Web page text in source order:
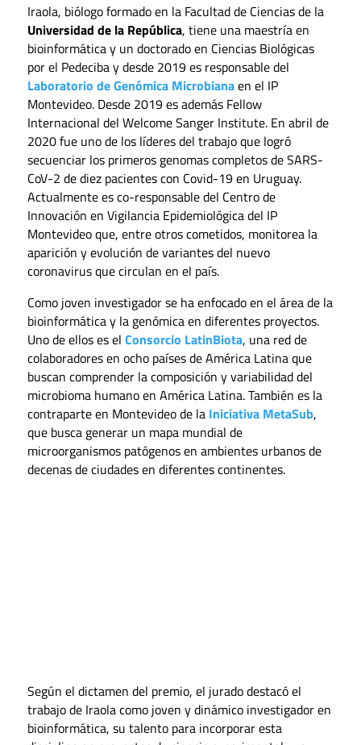
Iraola, biólogo formado en la Facultad de Ciencias de la
Universidad de la República, tiene una maestría en
bioinformática y un doctorado en Ciencias Biológicas
por el Pedeciba y desde 2019 es responsable del
Laboratorio de Genómica Microbianaen el IP
Montevideo. Desde 2019 es además Fellow
Internacional del Welcome Sanger Institute. En abril de
2020 fue uno de los líderes del trabajo que logró
secuenciar los primeros genomas completos de SARS-
CoV-2 de diez pacientes con Covid-19 en Uruguay.
Actualmente es co-responsable del Centro de
Innovación en Vigilancia Epidemiológica del IP
Montevideo que, entre otros cometidos, monitorea la
aparición y evolución de variantes del nuevo
coronavirus que circulan en el país.
Como joven investigador se ha enfocado en el área de la
bioinformática y la genómica en diferentes proyectos.
Uno de ellos es el Consorcio LatinBiota, una red de
colaboradores en ocho países de América Latina que
buscan comprender la composición y variabilidad del
microbioma humano en América Latina. También es la
contraparte en Montevideo de la Iniciativa MetaSub,
que busca generar un mapa mundial de
microorganismos patógenos en ambientes urbanos de
decenas de ciudades en diferentes continentes.
Según el dictamen del premio, el jurado destacó el
trabajo de Iraola como joven y dinámico investigador en
bioinformática, su talento para incorporar esta